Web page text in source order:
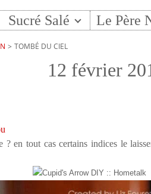
Sucré Salé Le Père
> TOMBÉ DU CIEL
12 février
en tout cas certains indices le